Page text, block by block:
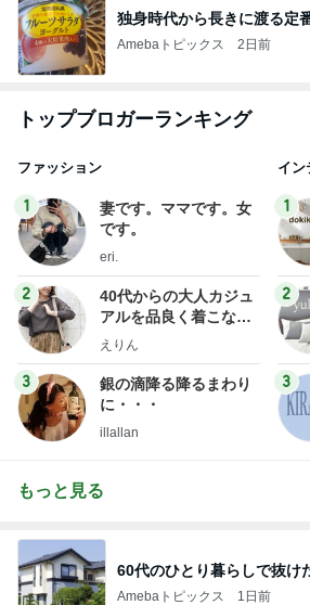
独身時代から長きに渡る定
Amebaトピックス 2日前
トップブロガーランキング
ファッション
1
妻です。ママです。女
です。
eri.
2
40代からの大人カジュ
アルを品良く着こなす
ファッションブログ
えりん
3
銀の滴降る降るまわり
に・・・
illallan
イン
1
2
3
もっと見る
60代のひとり暮らしで抜け
Amebaトピックス 1日前